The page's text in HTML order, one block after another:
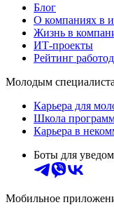
Блог
О компаниях в
Жизнь в
ИТ-проекты
Рейтинг
Молодым
Карьера для
Школа
Карьера в
Боты для
Мобильное